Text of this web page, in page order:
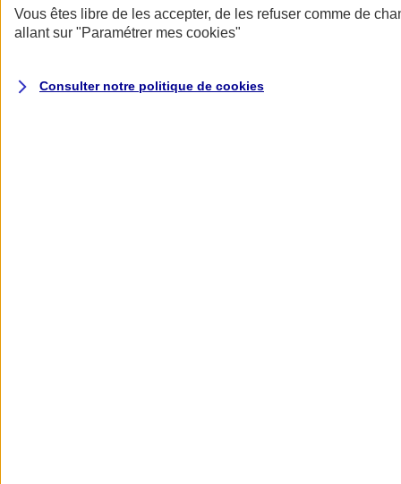
AXA Assurance
Vous êtes libre de les accepter, de les refuser comme de
allant sur "Paramétrer mes cookies"
Consulter notre politique de cookies